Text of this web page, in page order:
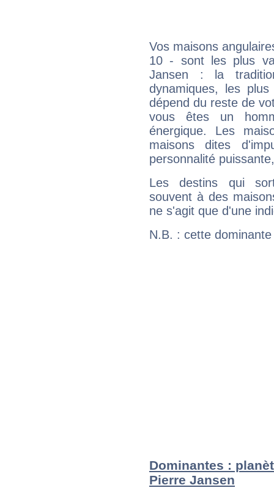
Vos maisons
10 - sont les plus
Jansen : la
dynamiques, les
dépend du reste de
vous êtes un
énergique. Les
maisons dites
personnalité
Les destins qui
souvent à des
ne s'agit que d'une
N.B. : cette
Dominantes :
Pierre Jansen